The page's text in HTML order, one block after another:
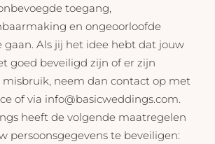
toegang,
en ongeoorloofde
Als jij het idee hebt dat jouw
goed beveiligd zijn of er zijn
neem dan contact op met
of via info@basicweddings.com.
heeft de volgende maatregelen
persoonsgegevens te beveiligen: